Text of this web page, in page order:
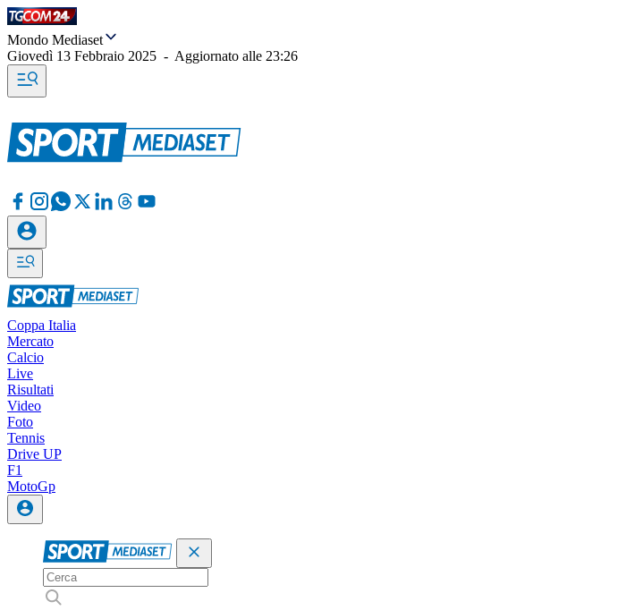
Mondo Mediaset
Giovedì 13 Febbraio 2025 - Aggiornato alle 23:26
Coppa Italia
Mercato
Calcio
Live
Risultati
Video
Foto
Tennis
Drive UP
F1
MotoGp